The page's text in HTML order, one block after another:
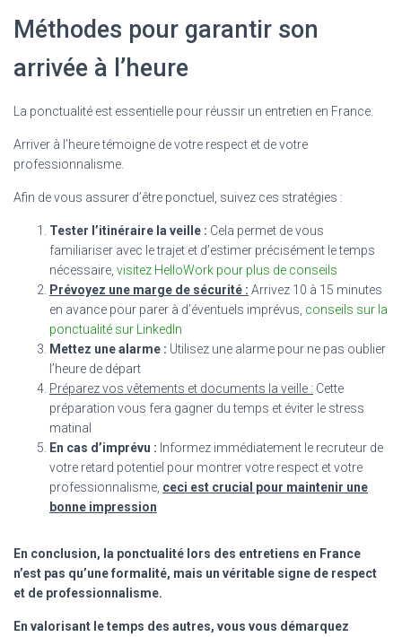
Méthodes pour garantir son
arrivée à l’heure
La ponctualité est essentielle pour réussir un entretien en France.
Arriver à l’heure témoigne de votre respect et de votre
professionnalisme.
Afin de vous assurer d’être ponctuel, suivez ces stratégies :
Tester l’itinéraire la veille : Cela permet de vous
familiariser avec le trajet et d’estimer précisément le temps
nécessaire, visitez HelloWork pour plus de conseils
Prévoyez une marge de sécurité : Arrivez 10 à 15 minutes
en avance pour parer à d’éventuels imprévus, conseils sur la
ponctualité sur LinkedIn
Mettez une alarme : Utilisez une alarme pour ne pas oublier
l’heure de départ
Préparez vos vêtements et documents la veille : Cette
préparation vous fera gagner du temps et éviter le stress
matinal
En cas d’imprévu : Informez immédiatement le recruteur de
votre retard potentiel pour montrer votre respect et votre
professionnalisme, ceci est crucial pour maintenir une
bonne impression
En conclusion, la ponctualité lors des entretiens en France
n’est pas qu’une formalité, mais un véritable signe de respect
et de professionnalisme.
En valorisant le temps des autres, vous vous démarquez